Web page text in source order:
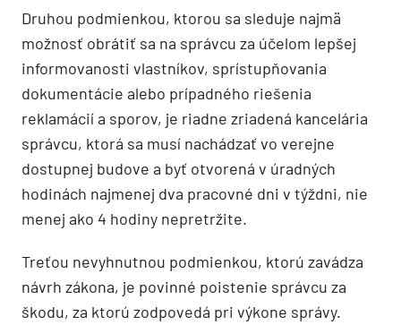
Druhou podmienkou, ktorou sa sleduje najmä
možnosť obrátiť sa na správcu za účelom lepšej
informovanosti vlastníkov, sprístupňovania
dokumentácie alebo prípadného riešenia
reklamácií a sporov, je riadne zriadená kancelária
správcu, ktorá sa musí nachádzať vo verejne
dostupnej budove a byť otvorená v úradných
hodinách najmenej dva pracovné dni v týždni, nie
menej ako 4 hodiny nepretržite.
Treťou nevyhnutnou podmienkou, ktorú zavádza
návrh zákona, je povinné poistenie správcu za
škodu, za ktorú zodpovedá pri výkone správy.